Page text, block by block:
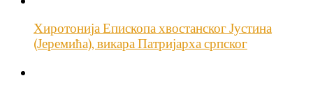
Хиротонија Епископа хвостанског Јустина
(Јеремића), викара Патријарха српског